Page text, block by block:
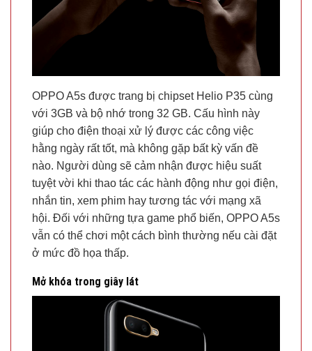
OPPO A5s được trang bị chipset Helio P35 cùng
với 3GB và bộ nhớ trong 32 GB. Cấu hình này
giúp cho điện thoại xử lý được các công việc
hằng ngày rất tốt, mà không gặp bất kỳ vấn đề
nào. Người dùng sẽ cảm nhận được hiệu suất
tuyệt vời khi thao tác các hành động như gọi điện,
nhắn tin, xem phim hay tương tác với mạng xã
hội. Đối với những tựa game phổ biến, OPPO A5s
vẫn có thể chơi một cách bình thường nếu cài đặt
ở mức đồ họa thấp.
Mở khóa trong giây lát